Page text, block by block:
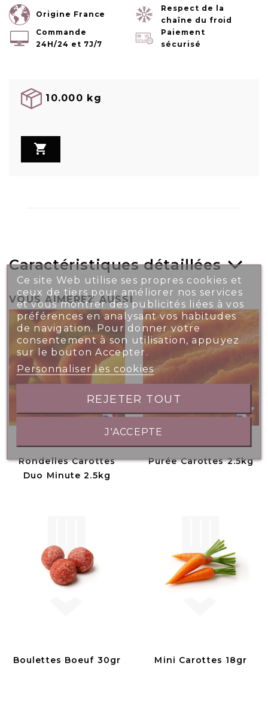
Origine France
Respect de la
chaîne du froid
Commande
24H/24 et 7J/7
Paiement
sécurisé
10.000 kg

Caractéristiques détaillées
VOUS AIMEREZ AUSSI
Rondelles Carottes
Duo Minute 2.5kg
Purée Carottes 2.5kg
Boulettes Boeuf 30gr Mini Carottes 18gr
Ce site Web utilise ses propres cookies et
ceux de tiers pour améliorer nos services
et vous montrer des publicités liées à vos
préférences en analysant vos habitudes
de navigation. Pour donner votre
consentement à son utilisation, appuyez
sur le bouton Accepter.
Personnaliser les cookies
REJETER TOUT
J'ACCEPTE